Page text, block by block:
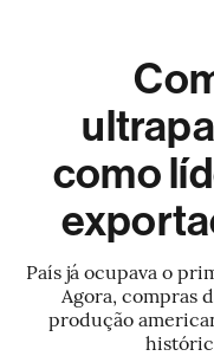
como
País já ocupava o
Agora, compras
produção